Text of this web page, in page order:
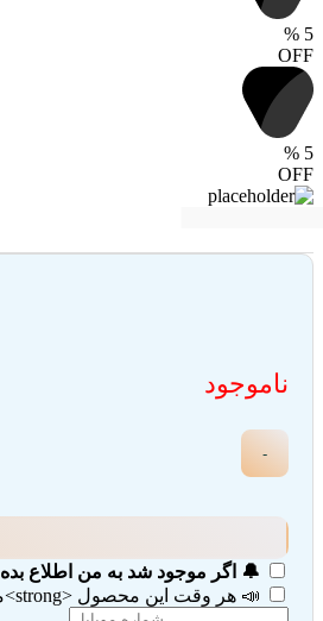
5
%
OFF
5
%
OFF
ناموجود
-
🔔 اگر موجود شد به من اطلاع بده
📣 هر وقت این محصول <strong>موجود شد به من پیامک بزن</strong> (تیک هر دو گزینه را بزنید)